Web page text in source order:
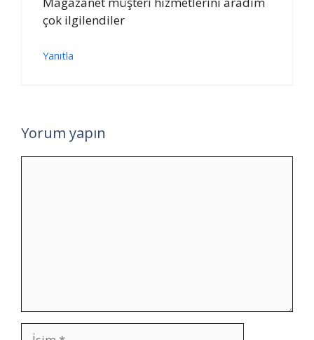
çok ilgilendiler
Yanıtla
Yorum yapın
İsim